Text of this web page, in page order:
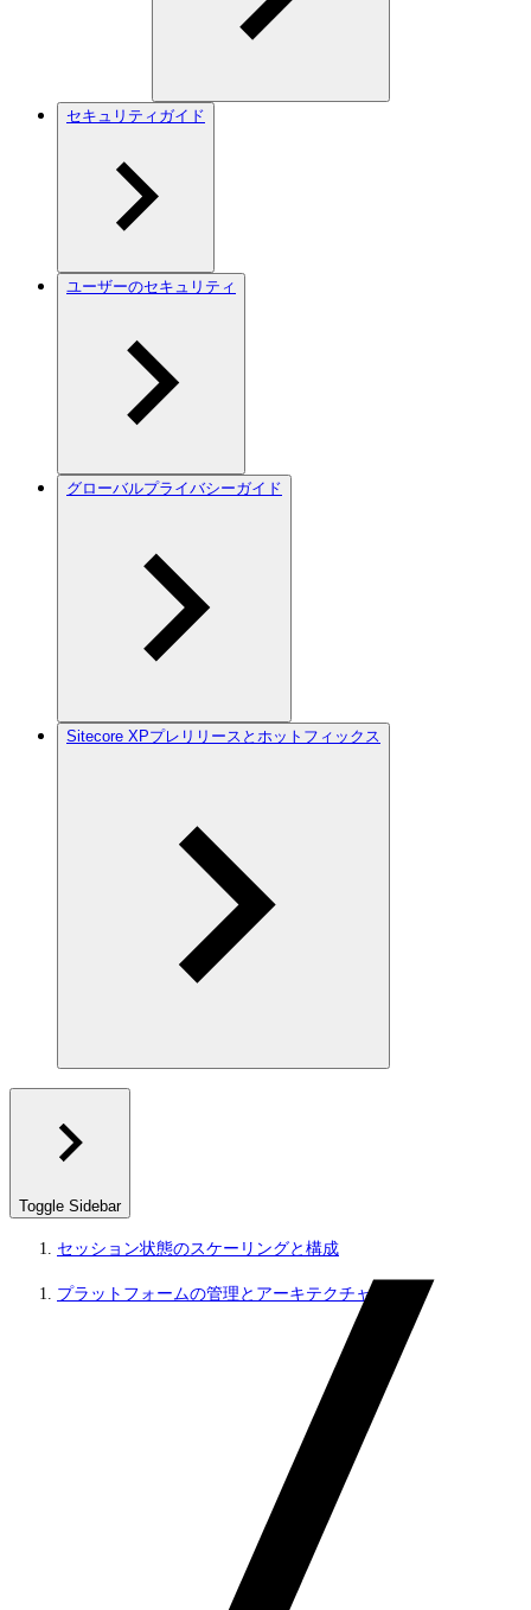
セキュリティガイド
ユーザーのセキュリティ
グローバルプライバシーガイド
Sitecore XPプレリリースとホットフィックス
Toggle Sidebar
セッション状態のスケーリングと構成
プラットフォームの管理とアーキテクチャ